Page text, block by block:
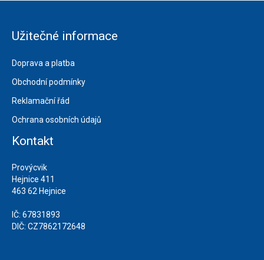
Užitečné informace
Doprava a platba
Obchodní podmínky
Reklamační řád
Ochrana osobních údajů
Kontakt
Provýcvik
Hejnice 411
463 62 Hejnice
IČ: 67831893
DIČ: CZ7862172648